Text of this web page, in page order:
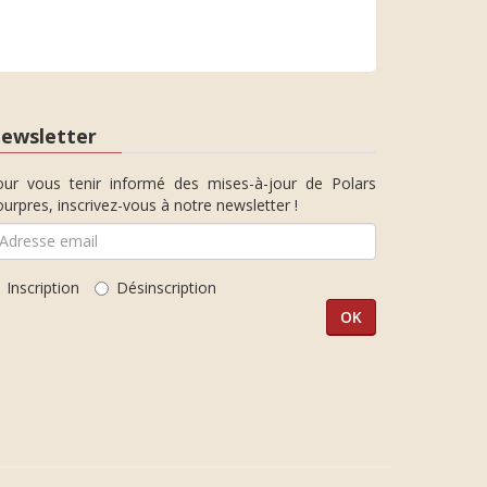
vous tenir informé des mises-à-jour de Polars
inscrivez-vous à notre newsletter !
Inscription Désinscription